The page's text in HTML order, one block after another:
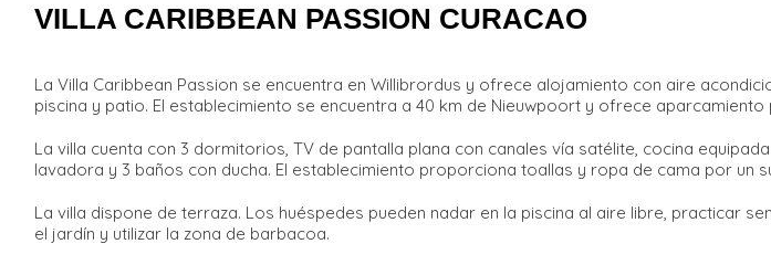
VILLA CARIBBEAN PASSION CURACAO
La Villa Caribbean Passion se encuentra en Willibrordus y ofrece alojamiento con aire
piscina y patio. El establecimiento se encuentra a 40 km de Nieuwpoort y ofrece
La villa cuenta con 3 dormitorios, TV de pantalla plana con canales vía satélite, cocina
lavadora y 3 baños con ducha. El establecimiento proporciona toallas y ropa de cama por un
La villa dispone de terraza. Los huéspedes pueden nadar en la piscina al aire libre, practicar
el jardín y utilizar la zona de barbacoa.